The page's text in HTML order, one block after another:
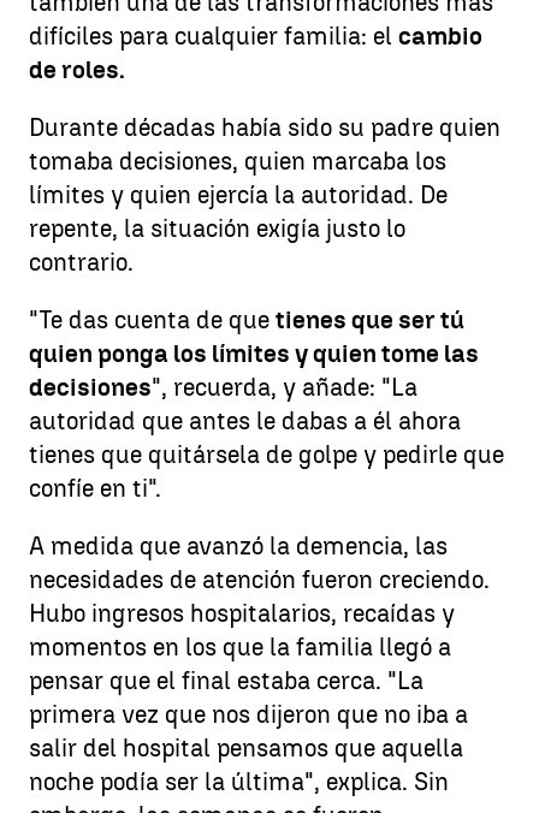
difíciles para cualquier familia: el cambio
de roles.
Durante décadas había sido su padre quien
tomaba decisiones, quien marcaba los
límites y quien ejercía la autoridad. De
repente, la situación exigía justo lo
contrario.
"Te das cuenta de que tienes que ser tú
quien ponga los límites y quien tome las
decisiones", recuerda, y añade: "La
autoridad que antes le dabas a él ahora
tienes que quitársela de golpe y pedirle que
confíe en ti".
A medida que avanzó la demencia, las
necesidades de atención fueron creciendo.
Hubo ingresos hospitalarios, recaídas y
momentos en los que la familia llegó a
pensar que el final estaba cerca. "La
primera vez que nos dijeron que no iba a
salir del hospital pensamos que aquella
noche podía ser la última", explica. Sin